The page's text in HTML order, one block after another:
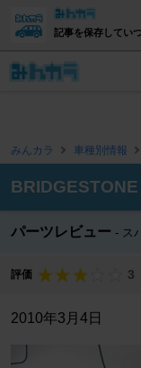
記事を保存してい
みんカラ 車種別情報
パーツレビュー ス
評価 3
2010年3月4日